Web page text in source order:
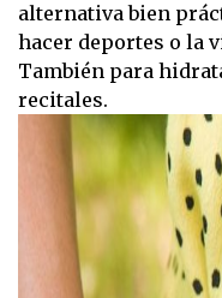
alternativa bien
hacer deportes o la
También para
recitales.